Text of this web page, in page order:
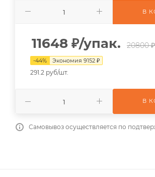
В
11648 ₽/упак. 20800 ₽
-44% Экономия 9152 ₽
291.2 руб/шт.
В
Самовывоз осуществляется по